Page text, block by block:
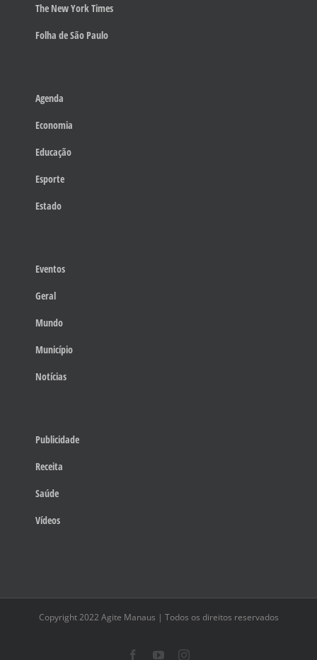
The New York Times
Folha de São Paulo
Agenda
Economia
Educação
Esporte
Estado
Eventos
Geral
Mundo
Município
Notícias
Publicidade
Receita
Saúde
Vídeos
Copyright 2022 Agite Manaus | Todos os direitos reservados
FacebookYouTubeInstagram